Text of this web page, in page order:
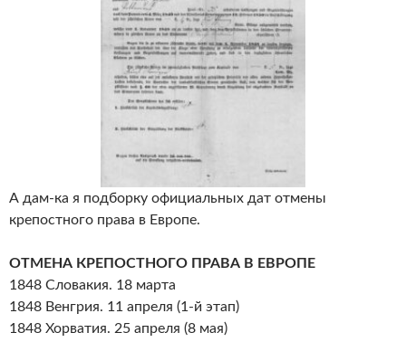
А дам-ка я подборку официальных дат отмены
крепостного права в Европе.
ОТМЕНА КРЕПОСТНОГО ПРАВА В ЕВРОПЕ
1848 Словакия. 18 марта
1848 Венгрия. 11 апреля (1-й этап)
1848 Хорватия. 25 апреля (8 мая)